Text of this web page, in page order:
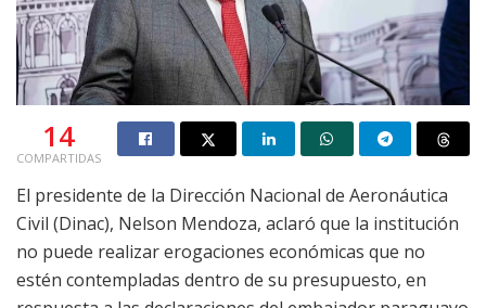
14
COMPARTIDAS
El presidente de la Dirección Nacional de Aeronáutica
Civil (Dinac), Nelson Mendoza, aclaró que la institución
no puede realizar erogaciones económicas que no
estén contempladas dentro de su presupuesto, en